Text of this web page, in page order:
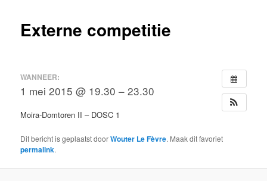
Externe competitie
WANNEER:
1 mei 2015 @ 19.30 – 23.30
Moira-Domtoren II – DOSC 1
Dit bericht is geplaatst doorWouter Le Fèvre. Maak dit favoriet
permalink.